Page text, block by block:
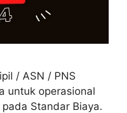
/ ASN / PNS
untuk operasional
Standar Biaya.